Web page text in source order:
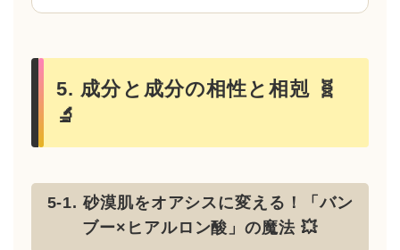
5. 成分と成分の相性と相剋 🧬
🔬
5-1. 砂漠肌をオアシスに変える！「バン
ブー×ヒアルロン酸」の魔法 💥